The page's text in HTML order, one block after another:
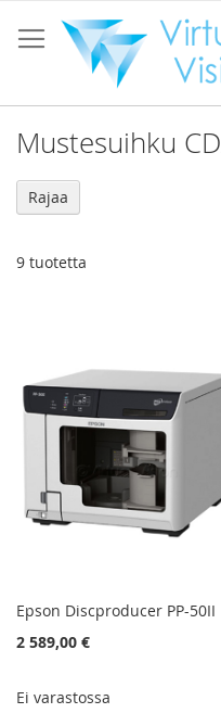
to
Content
Mustesuihku
9 tuotetta
Epson Discproducer PP-50II
2 589,00 €
Ei varastossa
Rajaa